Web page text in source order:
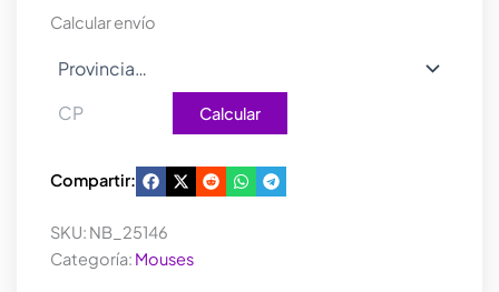
WIRELESS
BLACK
Calcular envío
Calcular
Compartir:
SKU: NB_25146
Categoría: Mouses